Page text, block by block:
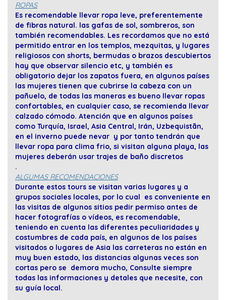
ROPAS
Es recomendable llevar ropa leve, preferentemente
de fibras natural. las gafas de sol, sombreros, son
también recomendables. Les recordamos que no está
permitido entrar en los templos, mezquitas, y lugares
religiosos con shorts, bermudas o brazos descubiertos
hay que observar silencio etc, y también es
obligatorio dejar los zapatos fuera, en algunos países
las mujeres tienen que cubrirse la cabeza con un
pañuelo, de todas las maneras es bueno llevar ropas
confortables, en cualquier caso, se recomienda llevar
calzado cómodo. Atención que en algunos países
como Turquía, Israel, Asia Central, Irán, Uzbequistãn,
en el inverno puede nevar y por tanto tendrán que
llevar ropa para clima frio, si visitan alguna playa, las
mujeres deberán usar trajes de baño discretos
.
ALGUMAS RECOMENDACIONES
Durante estos tours se visitan varias lugares y a
grupos sociales locales, por lo cual es conveniente en
las visitas de algunos sitios pedir permiso antes de
hacer fotografías o vídeos, es recomendable,
teniendo en cuenta las diferentes peculiaridades y
costumbres de cada país, en algunos de los países
visitados o lugares de Asia las carreteras no están en
muy buen estado, las distancias algunas veces son
cortas pero se demora mucho, Consulte siempre
todas las informaciones y detales que necesite, con
su guía local.